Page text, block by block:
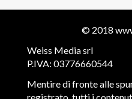
© 2018
Weiss Media srl
P.IVA: 03776660544
Mentire di fronte alle